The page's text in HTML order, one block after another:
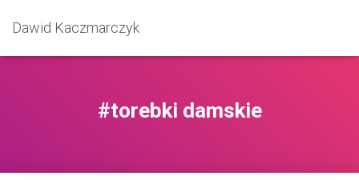
Dawid Kaczmarczyk
#torebki damskie